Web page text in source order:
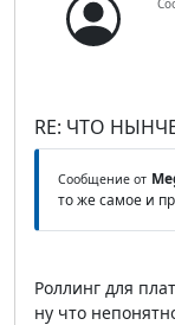
RE: ЧТО
Сообщение от
то же самое и
Роллинг для
ну что